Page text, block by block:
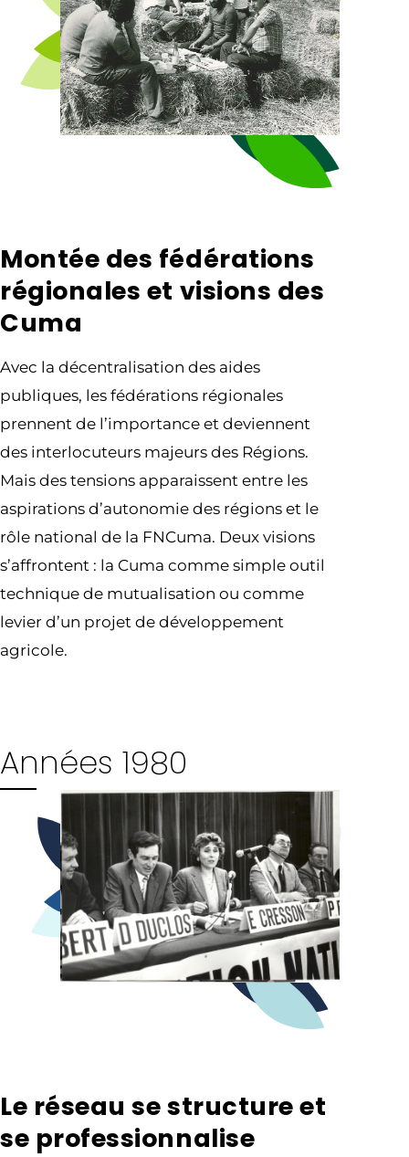
Montée des fédérations
régionales et visions des
Cuma
Avec la décentralisation des aides
publiques, les fédérations régionales
prennent de l’importance et deviennent
des interlocuteurs majeurs des Régions.
Mais des tensions apparaissent entre les
aspirations d’autonomie des régions et le
rôle national de la FNCuma. Deux visions
s’affrontent : la Cuma comme simple outil
technique de mutualisation ou comme
levier d’un projet de développement
agricole.
Années 1980
Le réseau se structure et
se professionnalise